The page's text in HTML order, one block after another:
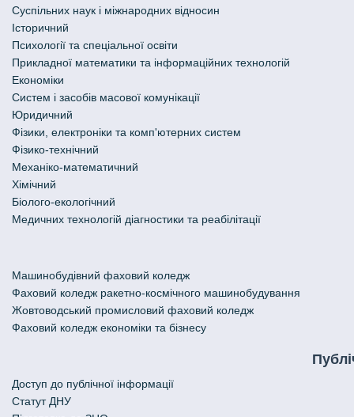
Cуспільних наук і міжнародних відносин
Історичний
Психології та спеціальної освіти
Прикладної математики та інформаційних технологій
Економіки
Систем і засобів масової комунікації
Юридичний
Фізики, електроніки та комп'ютерних систем
Фізико-технічний
Механіко-математичний
Хімічний
Біолого-екологічний
Медичних технологій діагностики та реабілітації
Машинобудівний фаховий коледж
Фаховий коледж ракетно-космічного машинобудування
Жовтоводський промисловий фаховий коледж
Фаховий коледж економіки та бізнесу
Доступ до публічної інформації
Статут ДНУ